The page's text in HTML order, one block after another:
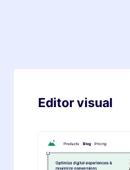
Editor de código